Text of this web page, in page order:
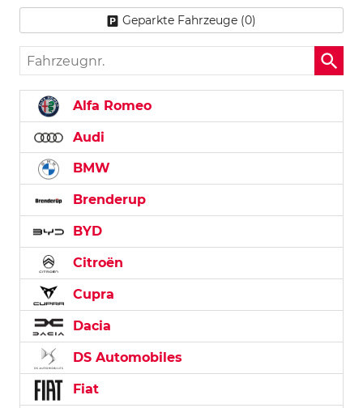
Geparkte Fahrzeuge (0)
Fahrzeugnr.
Alfa Romeo
Audi
BMW
Brenderup
BYD
Citroën
Cupra
Dacia
DS Automobiles
Fiat